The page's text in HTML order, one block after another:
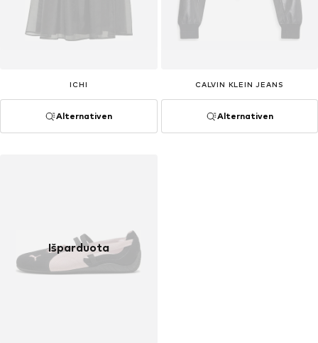
ICHI
Alternativen
CALVIN KLEIN JEANS
Alternativen
Išparduota